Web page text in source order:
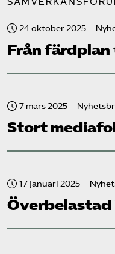
24 oktober 2025
Från
7 mars 2025
Stort
17 januari 2025